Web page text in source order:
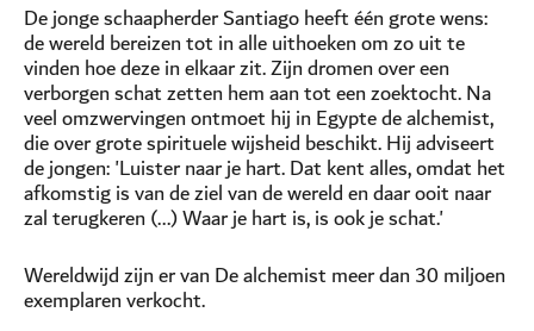
De jonge schaapherder Santiago heeft één grote wens:
de wereld bereizen tot in alle uithoeken om zo uit te
vinden hoe deze in elkaar zit. Zijn dromen over een
verborgen schat zetten hem aan tot een zoektocht. Na
veel omzwervingen ontmoet hij in Egypte de alchemist,
die over grote spirituele wijsheid beschikt. Hij adviseert
de jongen: 'Luister naar je hart. Dat kent alles, omdat het
afkomstig is van de ziel van de wereld en daar ooit naar
zal terugkeren (...) Waar je hart is, is ook je schat.'
Wereldwijd zijn er van De alchemist meer dan 30 miljoen
exemplaren verkocht.